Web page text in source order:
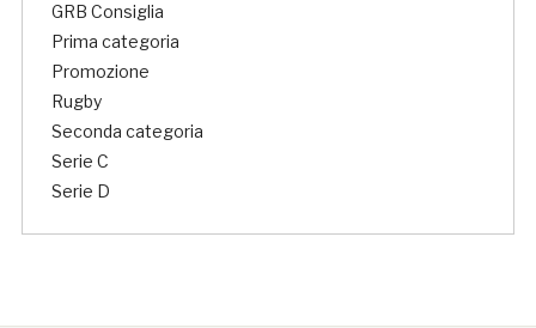
GRB Consiglia
Prima categoria
Promozione
Rugby
Seconda categoria
Serie C
Serie D